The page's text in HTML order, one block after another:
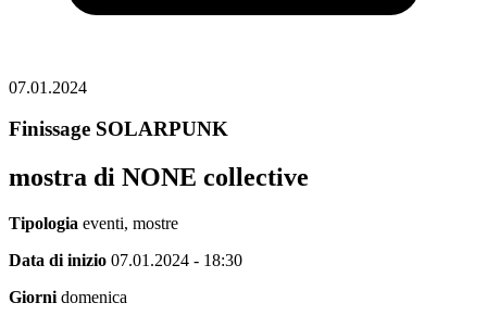
07.01.2024
Finissage SOLARPUNK
mostra di NONE collective
Tipologia eventi, mostre
Data di inizio 07.01.2024 - 18:30
Giorni domenica